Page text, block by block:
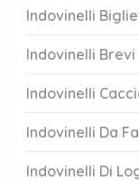
Indovinelli
Indovinelli Brevi
Indovinelli
Indovinelli Da
Indovinelli Di